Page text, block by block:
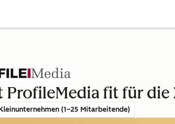
fit für die
(1–25 Mitarbeitende)